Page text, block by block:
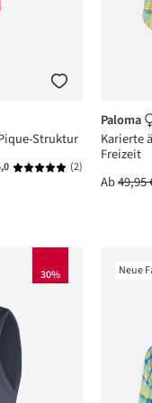
Struktur
Durchschnittliche
(2)
Paloma
Karierte
Freizeit
Ab49,95
30% Neue